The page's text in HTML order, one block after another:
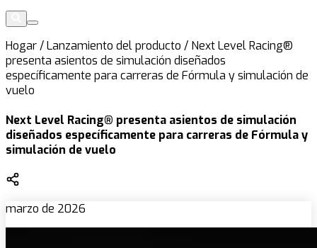
Hogar/Lanzamiento del producto / Next Level Racing®
presenta asientos de simulación diseñados
específicamente para carreras de Fórmula y simulación de
vuelo
Next Level Racing® presenta asientos de simulación
diseñados específicamente para carreras de Fórmula y
simulación de vuelo
marzo de 2026